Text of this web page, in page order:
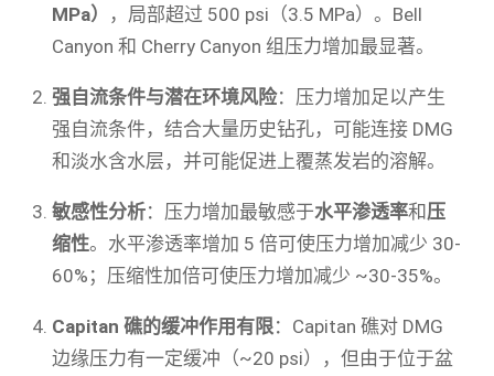
MPa）
，局部超过 500 psi（3.5 MPa）。Bell
Canyon 和 Cherry Canyon 组压力增加最显著。
强自流条件与潜在环境风险：压力增加足以产生
强自流条件，结合大量历史钻孔，可能连接 DMG
和淡水含水层，并可能促进上覆蒸发岩的溶解。
敏感性分析：压力增加最敏感于水平渗透率和 压
缩性。水平渗透率增加 5 倍可使压力增加减少 30-
60%；压缩性加倍可使压力增加减少 ~30-35%。
Capitan 礁的缓冲作用有限：Capitan 礁对 DMG
边缘压力有一定缓冲（~20 psi），但由于位于盆